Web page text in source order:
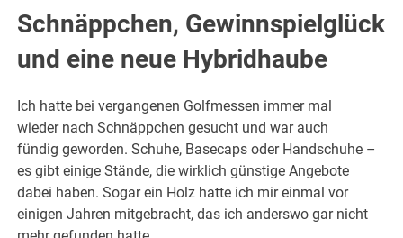
Schnäppchen, Gewinnspielglück
und eine neue Hybridhaube
Ich hatte bei vergangenen Golfmessen immer mal
wieder nach Schnäppchen gesucht und war auch
fündig geworden. Schuhe, Basecaps oder Handschuhe –
es gibt einige Stände, die wirklich günstige Angebote
dabei haben. Sogar ein Holz hatte ich mir einmal vor
einigen Jahren mitgebracht, das ich anderswo gar nicht